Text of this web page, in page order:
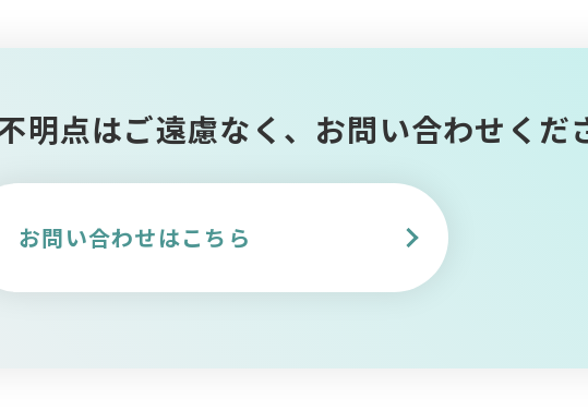
明点はご遠慮なく、お問い合わせくだ
お問い合わせはこちら